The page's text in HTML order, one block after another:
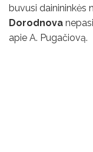
buvusi dainininkės
Dorodnova
apie A. Pugačiovą.